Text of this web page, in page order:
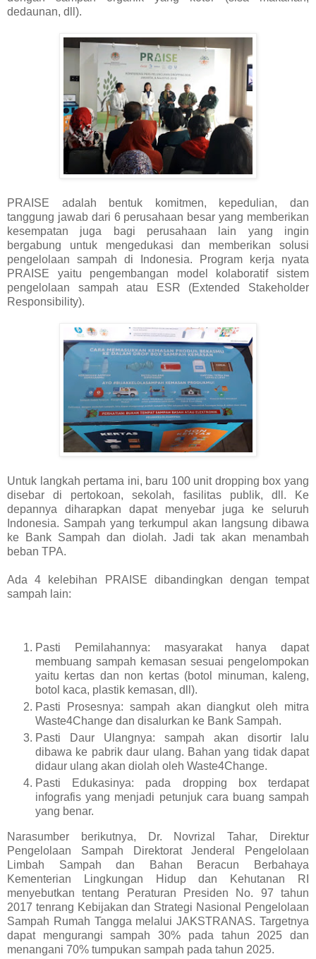
dedaunan, dll).
PRAISE adalah bentuk komitmen, kepedulian, dan
tanggung jawab dari 6 perusahaan besar yang memberikan
kesempatan juga bagi perusahaan lain yang ingin
bergabung untuk mengedukasi dan memberikan solusi
pengelolaan sampah di Indonesia. Program kerja nyata
PRAISE yaitu pengembangan model kolaboratif sistem
pengelolaan sampah atau ESR (Extended Stakeholder
Responsibility).
Untuk langkah pertama ini, baru 100 unit dropping box yang
disebar di pertokoan, sekolah, fasilitas publik, dll. Ke
depannya diharapkan dapat menyebar juga ke seluruh
Indonesia. Sampah yang terkumpul akan langsung dibawa
ke Bank Sampah dan diolah. Jadi tak akan menambah
beban TPA.
Ada 4 kelebihan PRAISE dibandingkan dengan tempat
sampah lain:
Pasti Pemilahannya: masyarakat hanya dapat
membuang sampah kemasan sesuai pengelompokan
yaitu kertas dan non kertas (botol minuman, kaleng,
botol kaca, plastik kemasan, dll).
Pasti Prosesnya: sampah akan diangkut oleh mitra
Waste4Change dan disalurkan ke Bank Sampah.
Pasti Daur Ulangnya: sampah akan disortir lalu
dibawa ke pabrik daur ulang. Bahan yang tidak dapat
didaur ulang akan diolah oleh Waste4Change.
Pasti Edukasinya: pada dropping box terdapat
infografis yang menjadi petunjuk cara buang sampah
yang benar.
Narasumber berikutnya, Dr. Novrizal Tahar, Direktur
Pengelolaan Sampah Direktorat Jenderal Pengelolaan
Limbah Sampah dan Bahan Beracun Berbahaya
Kementerian Lingkungan Hidup dan Kehutanan RI
menyebutkan tentang Peraturan Presiden No. 97 tahun
2017 tenrang Kebijakan dan Strategi Nasional Pengelolaan
Sampah Rumah Tangga melalui JAKSTRANAS. Targetnya
dapat mengurangi sampah 30% pada tahun 2025 dan
menangani 70% tumpukan sampah pada tahun 2025.